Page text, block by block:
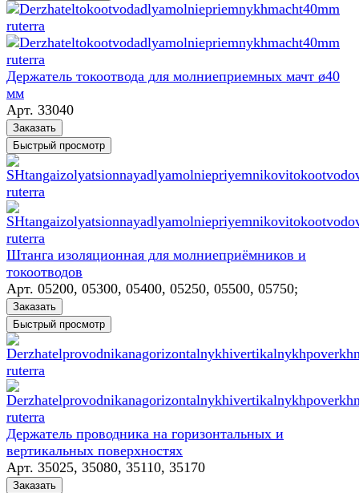
Держатель токоотвода для молниеприемных мачт ø40
мм
Арт. 33040
Заказать
Быстрый просмотр
Штанга изоляционная для молниеприёмников и
токоотводов
Арт. 05200, 05300, 05400, 05250, 05500, 05750;
Заказать
Быстрый просмотр
Держатель проводника на горизонтальных и
вертикальных поверхностях
Арт. 35025, 35080, 35110, 35170
Заказать